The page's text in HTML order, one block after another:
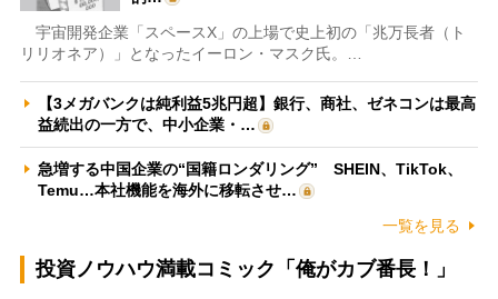
宇宙開発企業「スペースX」の上場で史上初の「兆万長者（ト
リリオネア）」となったイーロン・マスク氏。…
【3メガバンクは純利益5兆円超】銀行、商社、ゼネコンは最高
益続出の一方で、中小企業・…
急増する中国企業の“国籍ロンダリング” SHEIN、TikTok、
Temu…本社機能を海外に移転させ…
一覧を見る
投資ノウハウ満載コミック「俺がカブ番長！」